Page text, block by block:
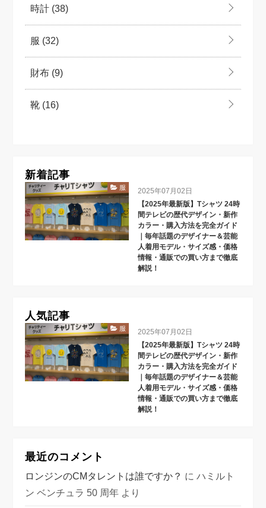
時計 (38)
服 (32)
財布 (9)
靴 (16)
新着記事
服
2025年07月02日
【2025年最新版】Tシャツ 24時
間テレビの歴代デザイン・新作
カラー・購入方法を完全ガイド
｜毎年話題のデザイナー＆芸能
人着用モデル・サイズ感・価格
情報・通販での買い方まで徹底
解説！
人気記事
服
2025年07月02日
【2025年最新版】Tシャツ 24時
間テレビの歴代デザイン・新作
カラー・購入方法を完全ガイド
｜毎年話題のデザイナー＆芸能
人着用モデル・サイズ感・価格
情報・通販での買い方まで徹底
解説！
最近のコメント
ロンジンのCMタレントは誰ですか？ にハミルト
ン ベンチュラ 50 周年 より